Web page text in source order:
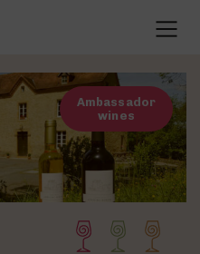
varieties
Ambassador
wines